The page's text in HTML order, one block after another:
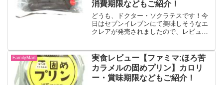
消費期限などもご紹介！
どうも、ドクター・ソクラテスです！今
日はセブンイレブンにて美味しそうなエ
クレアが発売されましたので、レビュー
クを感じる濃厚なカスタードクリームを
詰めた一体感のあるエクレ...
FamilyMart
実食レビュー【ファミマ:ほろ苦
カラメルの固めプリン】カロリ
ー・賞味期限などもご紹介！